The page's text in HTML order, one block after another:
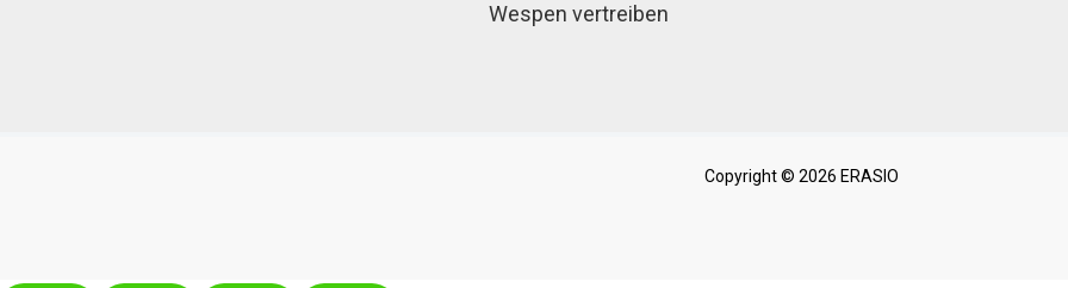
Wespen vertreiben
Copyright © 2026 ERASIO